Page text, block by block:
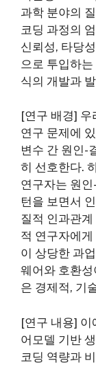
과학 분야의
코딩 과정의
신뢰성, 타당
으로 투입하
식의 개발과
[연구 배경] 우
연구 문제에
변수 간 원인-
히 선호한다.
연구자는 원
턴을 보면서
질적 인과관
적 연구자에
이 상당한 과
웨어와 호환
은 경제적, 기
[연구 내용] 이
어모델 기반
코딩 역량과